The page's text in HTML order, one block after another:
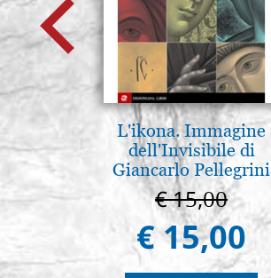
L'ikona. Immagine
dell'Invisibile di
Giancarlo Pellegrini
€ 15,00
€ 15,00